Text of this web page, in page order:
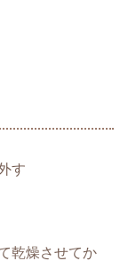
す
乾燥させてか